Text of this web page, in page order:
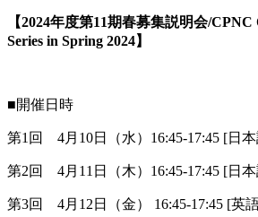
【2024年度第11期春募集説明会/
Series in Spring 2024】
■開催日時
第1回 4月10日（水）16:45-17:45 [日
第2回 4月11日（木）16:45-17:45 [日
第3回 4月12日（金） 16:45-17:45 [英